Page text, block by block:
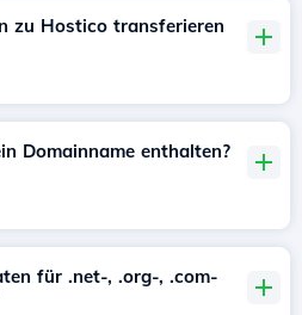
zu Hostico transferieren
Domainname enthalten?
für .net-, .org-, .com-